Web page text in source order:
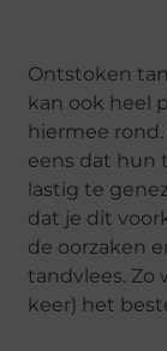
Ontstoken
kan ook heel
hiermee
eens dat hun
lastig te
dat je dit
de oorzaken
tandvlees. Zo
keer) het